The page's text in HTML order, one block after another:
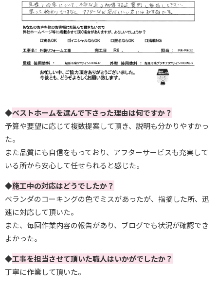
◆ベストホームを選んで下さった理由は何ですか？
予算や要望に応じて複数提案して頂き、説明も分かりやすかっ
た。
また品質にも自信をもっており、アフターサービスも充実して
いる所から安心して任せられると感じた。
◆施工中の対応はどうでしたか？
ベランダのコーキングの色でミスがあったが、指摘した所、迅
速に対応して頂いた。
また、毎回作業内容の報告があり、ブログでも状況が確認でき
よかった。
◆工事を担当させて頂いた職人はいかがでしたか？
丁寧に作業して頂いた。